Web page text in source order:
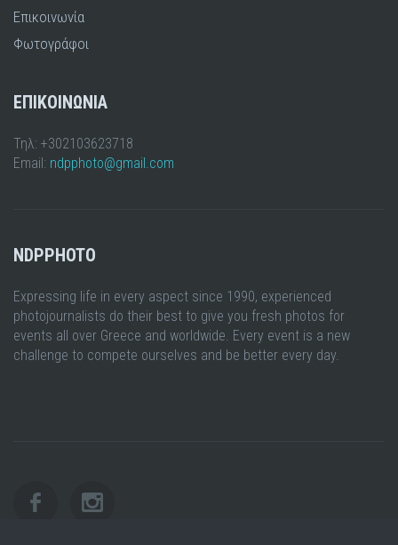
Επικοινωνία
Φωτογράφοι
ΕΠΙΚΟΙΝΩΝΙΑ
Τηλ: +302103623718
Email: ndpphoto@gmail.com
NDPPHOTO
Expressing life in every aspect since 1990, experienced
photojournalists do their best to give you fresh photos for
events all over Greece and worldwide. Every event is a new
challenge to compete ourselves and be better every day.